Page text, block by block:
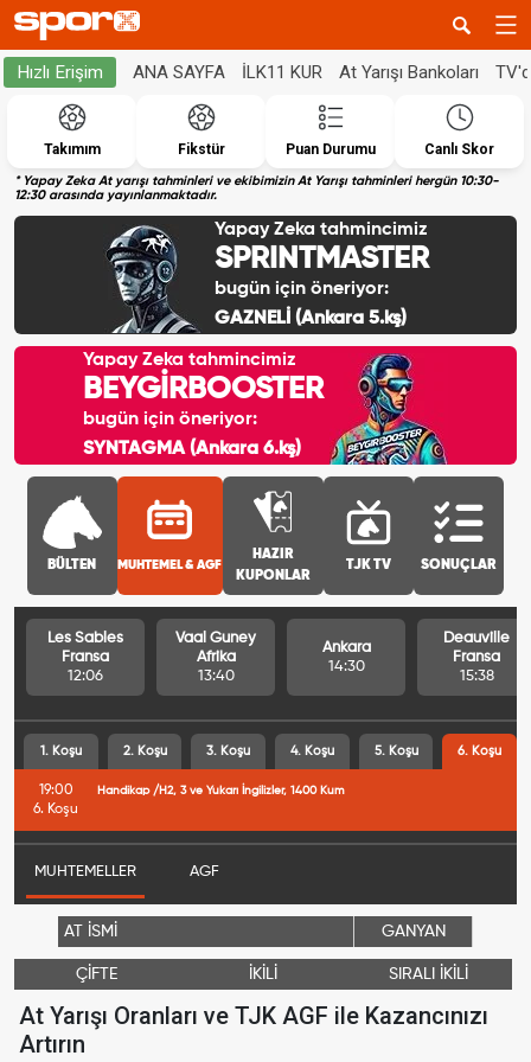
Hızlı Erişim ANA SAYFA İLK11 KUR At Yarışı Bankoları
Takımım Fikstür Puan Durumu Canlı Skor
* Yapay Zeka At yarışı tahminleri ve ekibimizin At Yarışı tahminleri hergün 10:30-
12:30 arasında yayınlanmaktadır.
Yapay Zeka tahmincimiz
SPRINTMASTER
bugün için öneriyor:
GAZNELİ (Ankara 5.kş)
Yapay Zeka tahmincimiz
BEYGİRBOOSTER
bugün için öneriyor:
SYNTAGMA (Ankara 6.kş)
BÜLTEN MUHTEMEL & AGF
HAZIR
KUPONLAR
TJK TV SONUÇLAR
Les Sables
Fransa
12:06
Vaal Guney
Afrika
13:40
Ankara
14:30
Deauville
Fransa
15:38
1. Koşu 2. Koşu 3. Koşu 4. Koşu 5. Koşu 6. Koşu
19:00
6. Koşu
Handikap /H2, 3 ve Yukarı İngilizler, 1400 Kum
MUHTEMELLER AGF
AT İSMİ GANYAN
ÇİFTE İKİLİ SIRALI İKİLİ
At Yarışı Oranları ve TJK AGF ile Kazancınızı
Artırın